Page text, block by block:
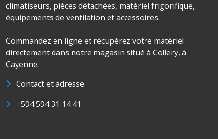
climatiseurs, pièces détachées, matériel frigorifique,
équipements de ventilation et accessoires.
Commandez en ligne et récupérez votre matériel
directement dans notre magasin situé à Collery, à
Cayenne.
Contact et adresse
+594 594 31 14 41